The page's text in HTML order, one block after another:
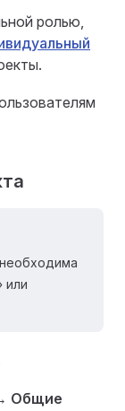
ролью,
или
Общие